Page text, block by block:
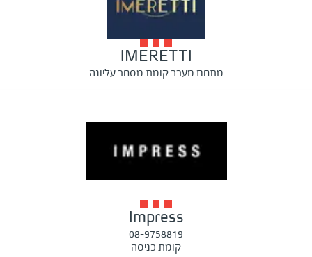
IMERETTI
מתחם מערב קומת מסחר עליונה
Impress
08-9758819
קומת כניסה